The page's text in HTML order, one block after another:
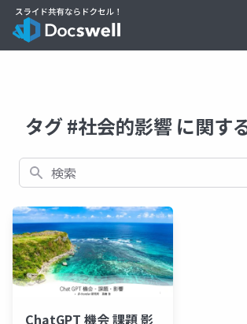
タグ #社会的影響 に関す
検索
ChatGPT 機会 課題 影